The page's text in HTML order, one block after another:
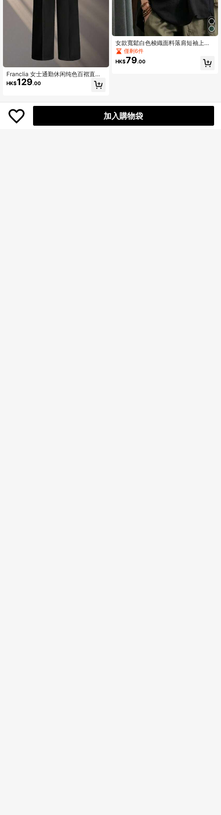
Franclia 女士通勤休闲纯色百褶直筒
宽松百搭裤
HK$129.00
女款寬鬆白色梭織面料落肩短袖上
衣，適合夏季波希米亞風，黑色
僅剩6件
HK$79.00
加入購物袋